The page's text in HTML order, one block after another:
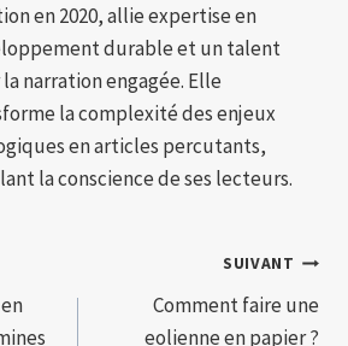
en 2020, allie expertise en
durable et un talent
narration engagée. Elle
la complexité des enjeux
en articles percutants,
la conscience de ses lecteurs.
SUIVANT
Comment faire une
eolienne en papier ?